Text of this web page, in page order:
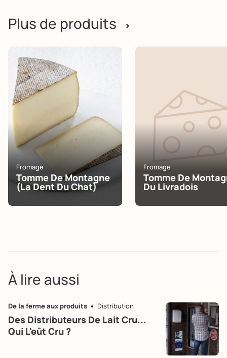
Plus de produits >
Fromage
Tomme De Montagne
(la Dent Du Chat)
Fromage
Tomme De
Du Livradois
À lire aussi
De la ferme aux produits Distribution
Des Distributeurs De Lait Cru...
Qui L'eût Cru ?